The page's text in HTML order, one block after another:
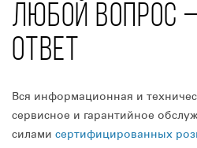
ЛЮБОЙ ВОПРОС
ОТВЕТ
Вся информационная и
сервисное и гарантийное
силами сертифицированных